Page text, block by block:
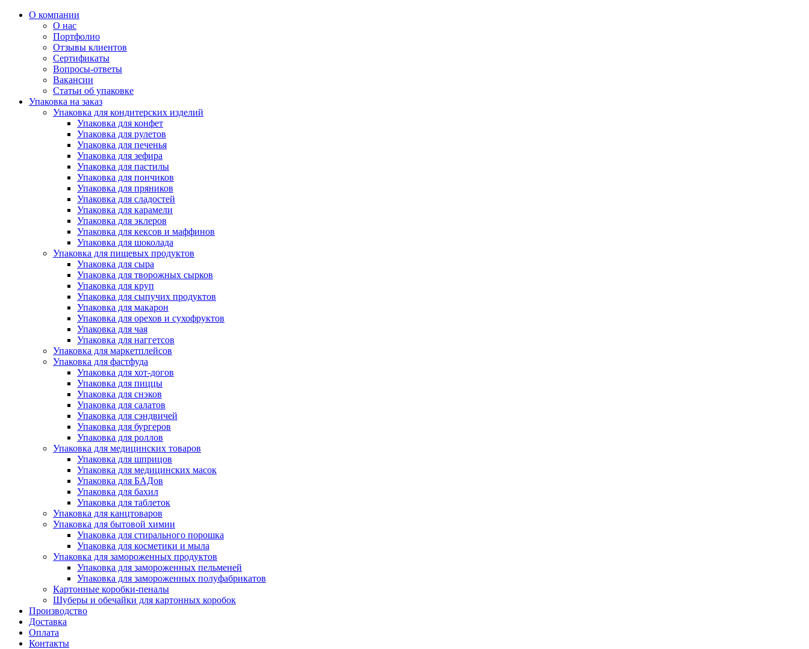
О компании
О нас
Портфолио
Отзывы клиентов
Сертификаты
Вопросы-ответы
Вакансии
Статьи об упаковке
Упаковка на заказ
Упаковка для кондитерских изделий
Упаковка для конфет
Упаковка для рулетов
Упаковка для печенья
Упаковка для зефира
Упаковка для пастилы
Упаковка для пончиков
Упаковка для пряников
Упаковка для сладостей
Упаковка для карамели
Упаковка для эклеров
Упаковка для кексов и маффинов
Упаковка для шоколада
Упаковка для пищевых продуктов
Упаковка для сыра
Упаковка для творожных сырков
Упаковка для круп
Упаковка для сыпучих продуктов
Упаковка для макарон
Упаковка для орехов и сухофруктов
Упаковка для чая
Упаковка для наггетсов
Упаковка для маркетплейсов
Упаковка для фастфуда
Упаковка для хот-догов
Упаковка для пиццы
Упаковка для снэков
Упаковка для салатов
Упаковка для сэндвичей
Упаковка для бургеров
Упаковка для роллов
Упаковка для медицинских товаров
Упаковка для шприцов
Упаковка для медицинских масок
Упаковка для БАДов
Упаковка для бахил
Упаковка для таблеток
Упаковка для канцтоваров
Упаковка для бытовой химии
Упаковка для стирального порошка
Упаковка для косметики и мыла
Упаковка для замороженных продуктов
Упаковка для замороженных пельменей
Упаковка для замороженных полуфабрикатов
Картонные коробки-пеналы
Шуберы и обечайки для картонных коробок
Производство
Доставка
Оплата
Контакты